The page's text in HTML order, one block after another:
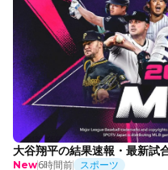
大谷翔平の結果速報・最新試
New6時間前 スポーツ